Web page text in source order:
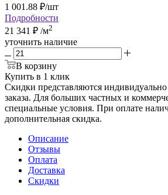
1 001.88 ₽/шт
Подробности
21 341 ₽ /м2
уточнить наличие
В корзину
Купить в 1 клик
Скидки представляются
заказа. Для больших частных и
специальные условия. При оплате
дополнительная скидка.
Описание
Отзывы
Оплата
Доставка
Скидки